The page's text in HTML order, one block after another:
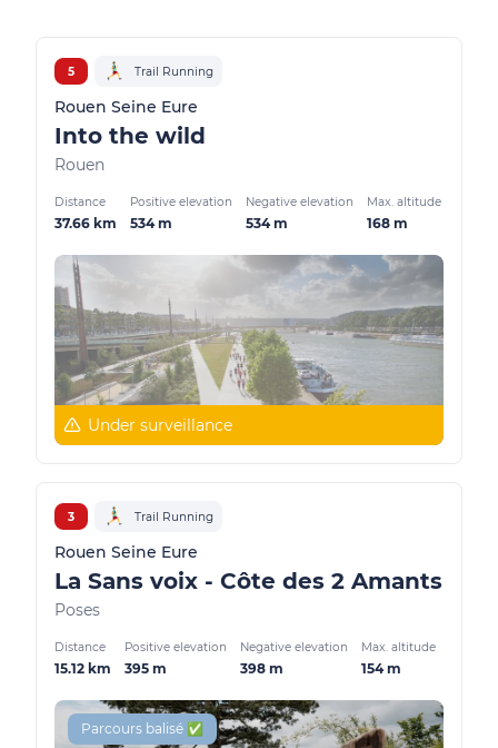
5 Trail Running
Rouen Seine Eure
Into the wild
Rouen
Distance
37.66 km
Positive elevation
534 m
Negative elevation
534 m
Max. altitude
168 m
Under surveillance
3 Trail Running
Rouen Seine Eure
La Sans voix - Côte des 2 Amants
Poses
Distance
15.12 km
Positive elevation
395 m
Negative elevation
398 m
Max. altitude
154 m
Parcours balisé ✅